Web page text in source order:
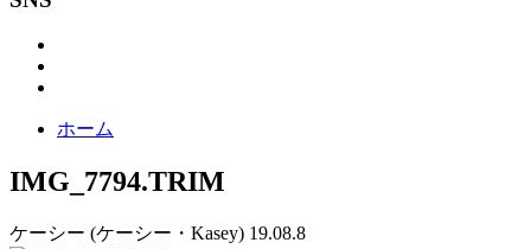
ホーム
IMG_7794.TRIM
ケーシー (ケーシー・Kasey) 19.08.8